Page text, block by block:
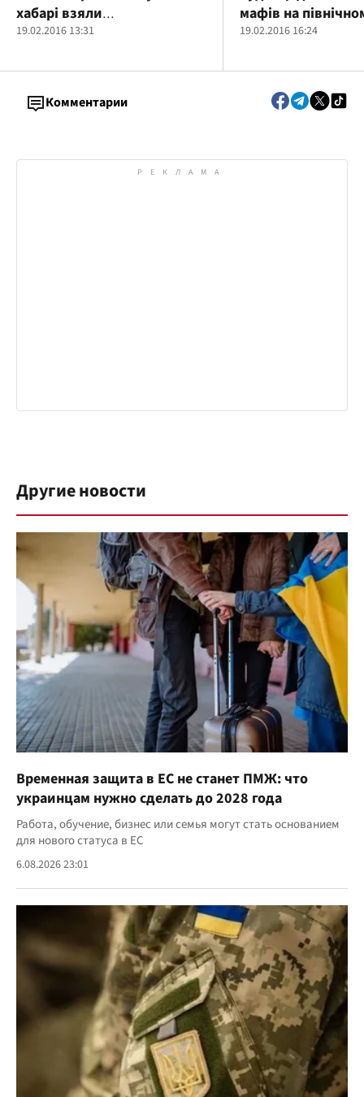
хабарі взяли
судмедексперта
19.02.2016 13:31
мафів на
кладовищі
19.02.2016 16:24
Комментарии
Другие новости
Временная защита в ЕС не станет ПМЖ: что
украинцам нужно сделать до 2028 года
Работа, обучение, бизнес или семья могут стать основанием
для нового статуса в ЕС
6.08.2026 23:01